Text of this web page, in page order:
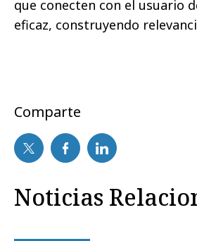
que conecten con el usuario
eficaz, construyendo
Comparte
Noticias